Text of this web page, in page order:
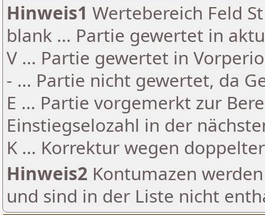
Hinweis1 Wertebereich Feld
blank ... Partie gewertet in
V ... Partie gewertet in
- ... Partie nicht gewertet, da
E ... Partie vorgemerkt zur
Einstiegselozahl in der
K ... Korrektur wegen
Hinweis2 Kontumazen
und sind in der Liste nicht